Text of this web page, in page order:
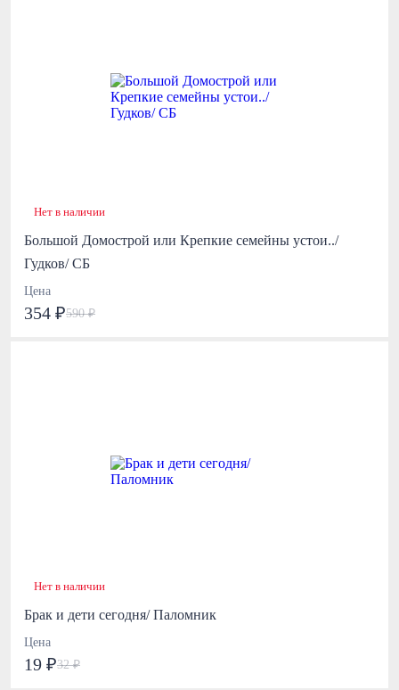
Нет в наличии
Большой Домострой или Крепкие семейны устои../
Гудков/ СБ
Цена
354 ₽590 ₽
Нет в наличии
Брак и дети сегодня/ Паломник
Цена
19 ₽32 ₽